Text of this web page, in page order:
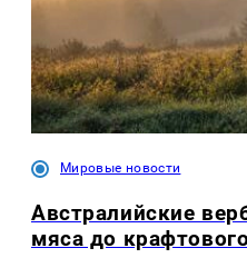
Мировые новости
Австралийские
мяса до